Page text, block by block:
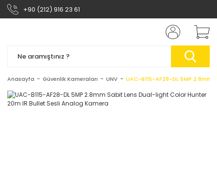
+90 (212) 916 23 61
Anasayfa Güvenlik Kameraları UNV UAC-B115-AF28-DL 5MP